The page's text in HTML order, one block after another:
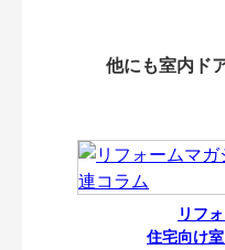
他にも室内ド
リフ
住宅向け